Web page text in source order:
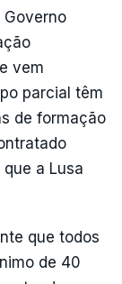
Governo
vem
parcial têm
de formação
a Lusa
que todos
de 40